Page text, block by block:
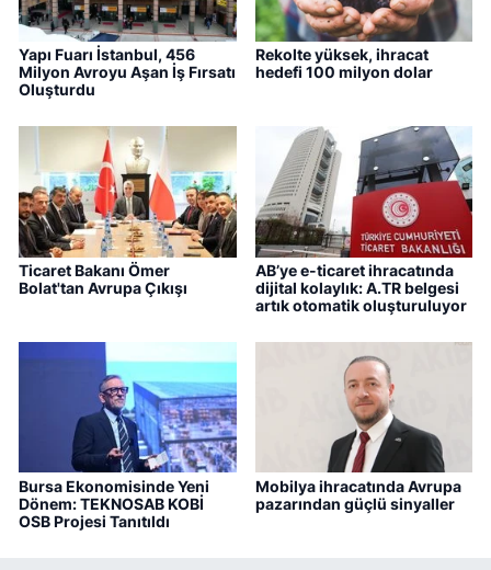
Yapı Fuarı İstanbul, 456
Milyon Avroyu Aşan İş Fırsatı
Oluşturdu
Rekolte yüksek, ihracat
hedefi 100 milyon dolar
Ticaret Bakanı Ömer
Bolat'tan Avrupa Çıkışı
AB’ye e-ticaret ihracatında
dijital kolaylık: A.TR belgesi
artık otomatik oluşturuluyor
Bursa Ekonomisinde Yeni
Dönem: TEKNOSAB KOBİ
OSB Projesi Tanıtıldı
Mobilya ihracatında Avrupa
pazarından güçlü sinyaller